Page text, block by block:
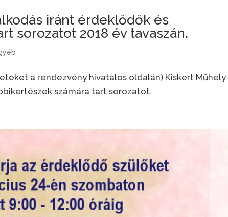
iránt érdeklődők és
sorozatot 2018 év tavaszán.
a rendezvény hivatalos oldalán) Kiskert Műhely
számára tart sorozatot.